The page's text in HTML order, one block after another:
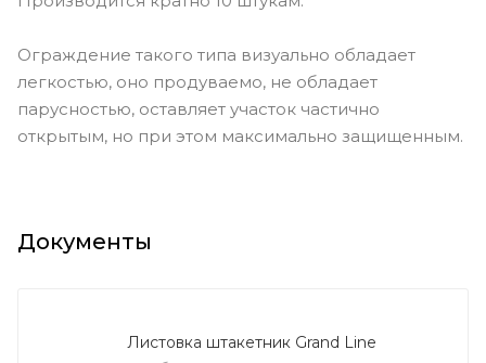
Ограждение такого типа визуально обладает
легкостью, оно продуваемо, не обладает
парусностью, оставляет участок частично
открытым, но при этом максимально защищенным.
Документы
Листовка штакетник Grand Line